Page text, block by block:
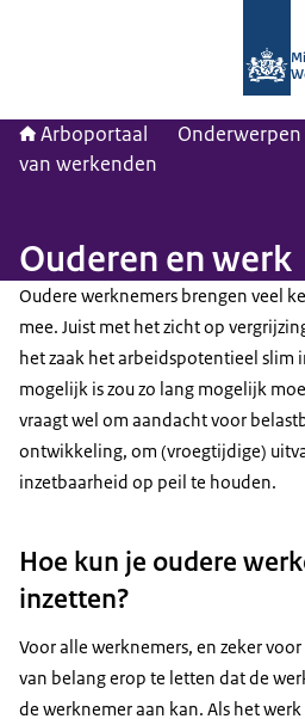
Arboportaal Onderwerpen
van werkenden
Ouderen en werk
Oudere werknemers brengen veel
mee. Juist met het zicht op
het zaak het arbeidspotentieel slim
mogelijk is zou zo lang mogelijk
vraagt wel om aandacht voor
ontwikkeling, om (vroegtijdige)
inzetbaarheid op peil te houden.
Hoe kun je oudere
inzetten?
Voor alle werknemers, en zeker
van belang erop te letten dat de
de werknemer aan kan. Als het